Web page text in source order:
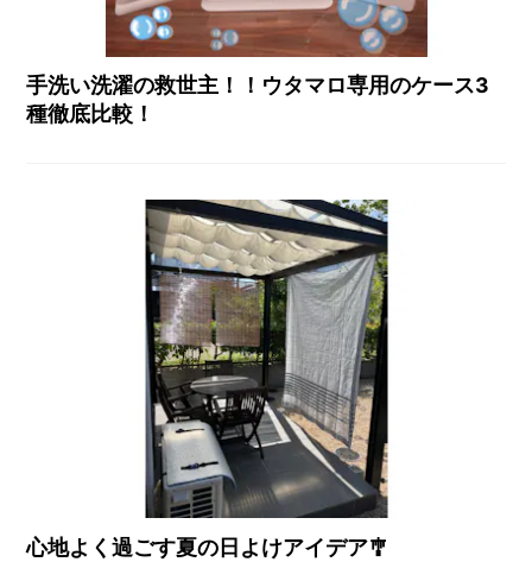
手洗い洗濯の救世主！！ウタマロ専用のケース3
種徹底比較！
心地よく過ごす夏の日よけアイデア🎐